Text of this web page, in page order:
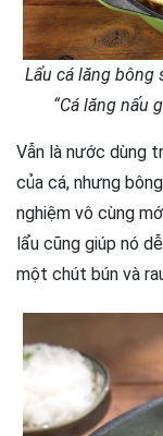
Lẩu cá lăng bông
“Cá lăng nấu
Vẫn là nước dùng
của cá, nhưng
nghiệm vô cùng
lẩu cũng giúp nó
một chút bún và